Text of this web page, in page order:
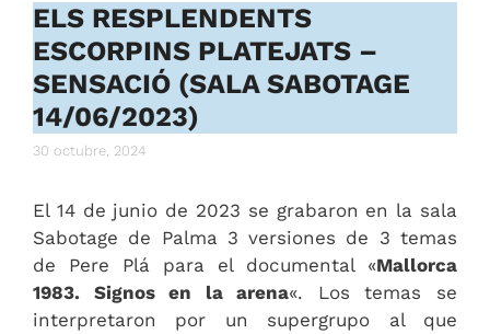
ELS RESPLENDENTS
ESCORPINS PLATEJATS –
SENSACIÓ (SALA SABOTAGE
14/06/2023)
30 octubre, 2024
El 14 de junio de 2023 se grabaron en la sala
Sabotage de Palma 3 versiones de 3 temas
de Pere Plá para el documental «Mallorca
1983. Signos en la arena«. Los temas se
interpretaron por un supergrupo al que